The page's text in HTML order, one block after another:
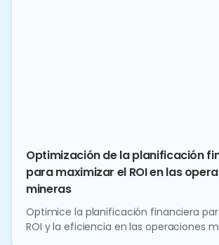
Optimización de la planificación
para maximizar el ROI en las
mineras
Optimice la planificación financiera
ROI y la eficiencia en las operaciones